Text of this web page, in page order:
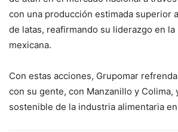
con una producción estimada superior
de latas, reafirmando su liderazgo en
mexicana.
Con estas acciones, Grupomar
con su gente, con Manzanillo y Colima,
sostenible de la industria alimentaria